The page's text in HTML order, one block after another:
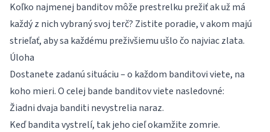
Koľko najmenej banditov môže prestrelku prežiť ak už má
každý z nich vybraný svoj terč? Zistite poradie, v akom majú
strieľať, aby sa každému preživšiemu ušlo čo najviac zlata.
Úloha
Dostanete zadanú situáciu – o každom banditovi viete, na
koho mieri. O celej bande banditov viete nasledovné:
Žiadni dvaja banditi nevystrelia naraz.
Keď bandita vystrelí, tak jeho cieľ okamžite zomrie.